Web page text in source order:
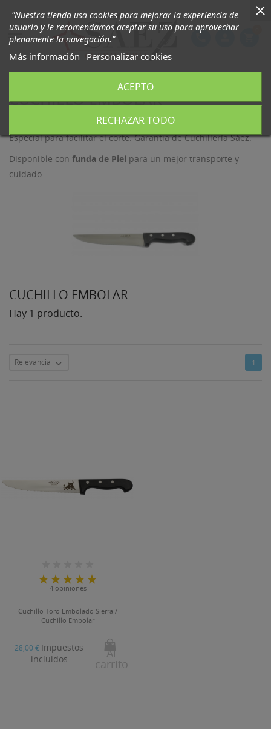

CUCHILLO EMBOLAR
laCuerda del Toro Embolado
Especial para facilitar el corte. Garantia de Cuchillería Sáez.
Disponible con funda de Piel para un mejor transporte y
cuidado.
CUCHILLO EMBOLAR
Hay 1 producto.
Relevancia  1
4 opiniones
Cuchillo Toro Embolado Sierra /
Cuchillo Embolar
28,00 € Impuestos
incluidos
Al
carrito
"Nuestra tienda usa cookies para mejorar la experiencia de
usuario y le recomendamos aceptar su uso para aprovechar
plenamente la navegación."
Más información Personalizar cookies
RECHAZAR TODO
ACEPTO
((confirmMessage))
((CANCELTEXT))
de deseos.
((CANCELTEXT))